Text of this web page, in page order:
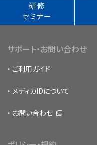
研修
セミナー
サポート・お問い合わせ
ご利用ガイド
メディカIDについて
お問い合わせ